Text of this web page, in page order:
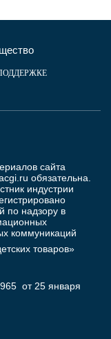
сайта
обязательна.
индустрии
по надзору в
коммуникаций
товаров»
от 25 января